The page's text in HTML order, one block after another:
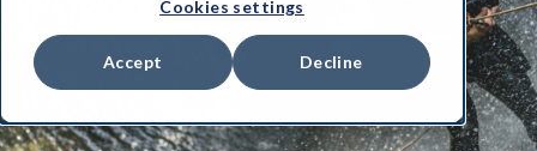
Cookies settings
Accept Decline